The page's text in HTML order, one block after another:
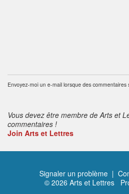
Envoyez-moi un e-mail lorsque des commentaires
Vous devez être membre de Arts et
commentaires !
Join Arts et Lettres
Signaler un problème |
© 2026 Arts et Lettres